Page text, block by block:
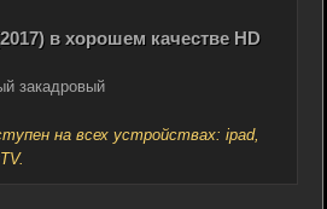
в хорошем качестве HD
закадровый
на всех устройствах: ipad,